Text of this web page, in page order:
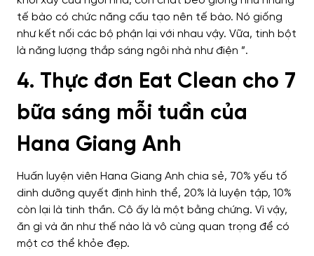
tế bào có chức năng cấu tạo nên tế bào. Nó giống
như kết nối các bộ phận lại với nhau vậy. Vữa, tinh bột
là năng lượng thắp sáng ngôi nhà như điện ”.
4. Thực đơn Eat Clean cho 7
bữa sáng mỗi tuần của
Hana Giang Anh
Huấn luyện viên Hana Giang Anh chia sẻ, 70% yếu tố
dinh dưỡng quyết định hình thể, 20% là luyện tập, 10%
còn lại là tinh thần. Cô ấy là một bằng chứng. Vì vậy,
ăn gì và ăn như thế nào là vô cùng quan trọng để có
một cơ thể khỏe đẹp.